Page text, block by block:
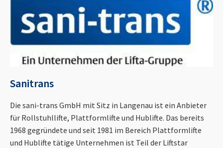
Sanitrans
Die sani-trans GmbH mit Sitz in Langenau ist ein Anbieter
für Rollstuhllifte, Plattformlifte und Hublifte. Das bereits
1968 gegründete und seit 1981 im Bereich Plattformlifte
und Hublifte tätige Unternehmen ist Teil der Liftstar